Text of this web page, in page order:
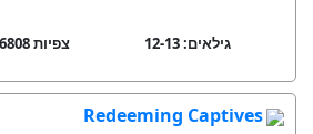
גילאים: 12-13 6808 צפיות
Redeeming Captives